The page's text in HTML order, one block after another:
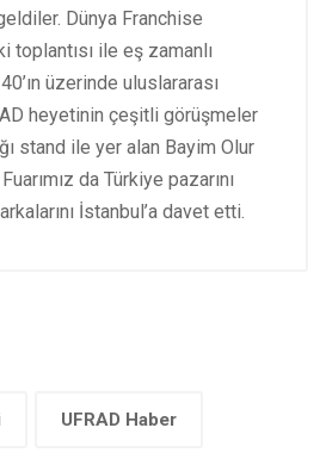
Dünya Franchise
toplantısı ile eş zamanlı
üzerinde uluslararası
heyetinin çeşitli görüşmeler
stand ile yer alan Bayim Olur
da Türkiye pazarını
İstanbul’a davet etti.
UFRAD Haber